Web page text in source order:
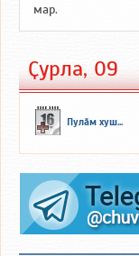
мар.
Ҫурла, 09
Пулӑм хуш...